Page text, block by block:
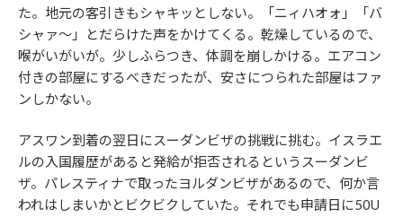
た。地元の客引きもシャキッとしない。「ニィハオォ」「バ
シャァ～」とだらけた声をかけてくる。乾燥しているので、
喉がいがいが。少しふらつき、体調を崩しかける。エアコン
付きの部屋にするべきだったが、安さにつられた部屋はファ
ンしかない。
アスワン到着の翌日にスーダンビザの挑戦に挑む。イスラエ
ルの入国履歴があると発給が拒否されるというスーダンビ
ザ。パレスティナで取ったヨルダンビザがあるので、何か言
われはしまいかとビクビクしていた。それでも申請日に50U